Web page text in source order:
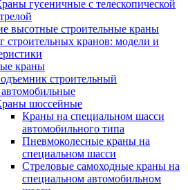
гусеничные с телескопической
высотные строительные краны
строительных кранов: модели и
краны
строительный
шоссейные
Краны на специальном шасси
автомобильного типа
Пневмоколесные краны на
специальном шасси
Стреловые самоходные краны на
специальном автомобильном